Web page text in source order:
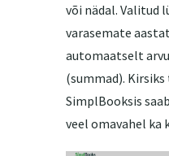
või nädal. Valitud
varasemate
automaatselt
(summad).
SimplBooksis
veel omavahel ka